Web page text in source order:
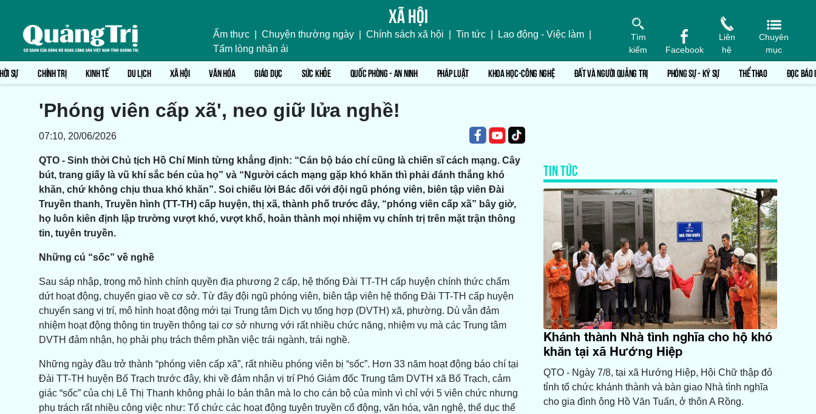
Xã hội
Ẩm thực Chuyện thường ngày Chính sách xã hội Tin tức Lao động - Việc làm
Tấm lòng nhân ái
Tìm
kiếm
Facebook
Liên
hệ
Chuyên
mục
SỰ CHÍNH TRỊ KINH TẾ DU LỊCH XÃ HỘI VĂN HÓA GIÁO DỤC SỨC KHỎE QUỐC PHÒNG - AN NINH PHÁP LUẬT KHOA HỌC-CÔNG NGHỆ ĐẤT VÀ NGƯỜI QUẢNG TRỊ PHÓNG SỰ - KÝ SỰ THỂ THAO ĐỌC BÁO
'Phóng viên cấp xã', neo giữ lửa nghề!
07:10, 20/06/2026
QTO - Sinh thời Chủ tịch Hồ Chí Minh từng khẳng định: “Cán bộ báo chí cũng là chiến sĩ cách mạng. Cây
bút, trang giấy là vũ khí sắc bén của họ” và “Người cách mạng gặp khó khăn thì phải đánh thắng khó
khăn, chứ không chịu thua khó khăn”. Soi chiếu lời Bác đối với đội ngũ phóng viên, biên tập viên Đài
Truyền thanh, Truyền hình (TT-TH) cấp huyện, thị xã, thành phố trước đây, “phóng viên cấp xã” bây giờ,
họ luôn kiên định lập trường vượt khó, vượt khổ, hoàn thành mọi nhiệm vụ chính trị trên mặt trận thông
tin, tuyên truyền.
Những cú “sốc” về nghề
Sau sáp nhập, trong mô hình chính quyền địa phương 2 cấp, hệ thống Đài TT-TH cấp huyện chính thức chấm
dứt hoạt động, chuyển giao về cơ sở. Từ đây đội ngũ phóng viên, biên tập viên hệ thống Đài TT-TH cấp huyện
chuyển sang vị trí, mô hình hoạt động mới tại Trung tâm Dịch vụ tổng hợp (DVTH) xã, phường. Dù vẫn đảm
nhiệm hoạt động thông tin truyền thông tại cơ sở nhưng với rất nhiều chức năng, nhiệm vụ mà các Trung tâm
DVTH đảm nhận, họ phải phụ trách thêm phần việc trái ngành, trái nghề.
Những ngày đầu trở thành “phóng viên cấp xã”, rất nhiều phóng viên bị “sốc”. Hơn 33 năm hoạt động báo chí tại
Đài TT-TH huyện Bố Trạch trước đây, khi về đảm nhận vị trí Phó Giám đốc Trung tâm DVTH xã Bố Trạch, cảm
giác “sốc” của chị Lê Thị Thanh không phải lo bản thân mà lo cho cán bộ của mình vì chỉ với 5 viên chức nhưng
phụ trách rất nhiều công việc như: Tổ chức các hoạt động tuyên truyền cổ động, văn hóa, văn nghệ, thể dục thể
TIN TỨC
Khánh thành Nhà tình nghĩa cho hộ khó
khăn tại xã Hướng Hiệp
QTO - Ngày 7/8, tại xã Hướng Hiệp, Hội Chữ thập đỏ
tỉnh tổ chức khánh thành và bàn giao Nhà tình nghĩa
cho gia đình ông Hồ Văn Tuấn, ở thôn A Rồng.